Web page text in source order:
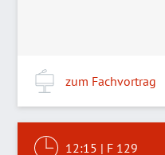
zum Fachvortrag
12:15 | F 129